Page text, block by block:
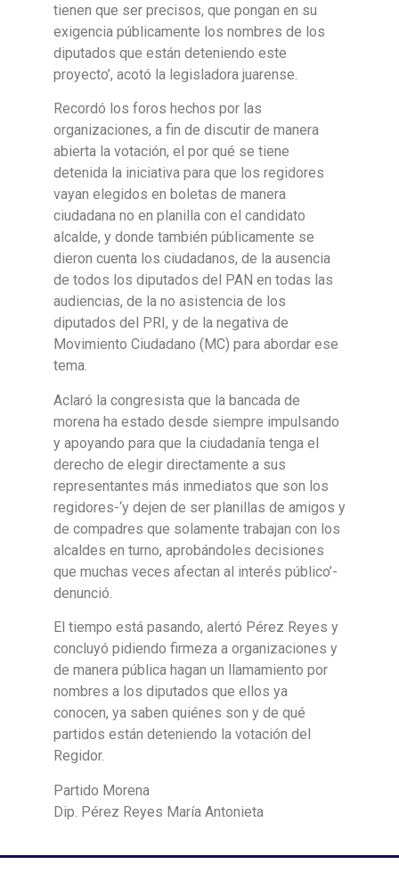
tienen que ser precisos, que pongan en su
exigencia públicamente los nombres de los
diputados que están deteniendo este
proyecto’, acotó la legisladora juarense.
Recordó los foros hechos por las
organizaciones, a fin de discutir de manera
abierta la votación, el por qué se tiene
detenida la iniciativa para que los regidores
vayan elegidos en boletas de manera
ciudadana no en planilla con el candidato
alcalde, y donde también públicamente se
dieron cuenta los ciudadanos, de la ausencia
de todos los diputados del PAN en todas las
audiencias, de la no asistencia de los
diputados del PRI, y de la negativa de
Movimiento Ciudadano (MC) para abordar ese
tema.
Aclaró la congresista que la bancada de
morena ha estado desde siempre impulsando
y apoyando para que la ciudadanía tenga el
derecho de elegir directamente a sus
representantes más inmediatos que son los
regidores-‘y dejen de ser planillas de amigos y
de compadres que solamente trabajan con los
alcaldes en turno, aprobándoles decisiones
que muchas veces afectan al interés público’-
denunció.
El tiempo está pasando, alertó Pérez Reyes y
concluyó pidiendo firmeza a organizaciones y
de manera pública hagan un llamamiento por
nombres a los diputados que ellos ya
conocen, ya saben quiénes son y de qué
partidos están deteniendo la votación del
Regidor.
Partido Morena
Dip. Pérez Reyes María Antonieta